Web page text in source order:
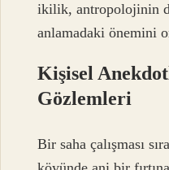
ikilik, antropolojinin
anlamadaki önemini
Kişisel
Gözlemleri
Bir saha çalışması